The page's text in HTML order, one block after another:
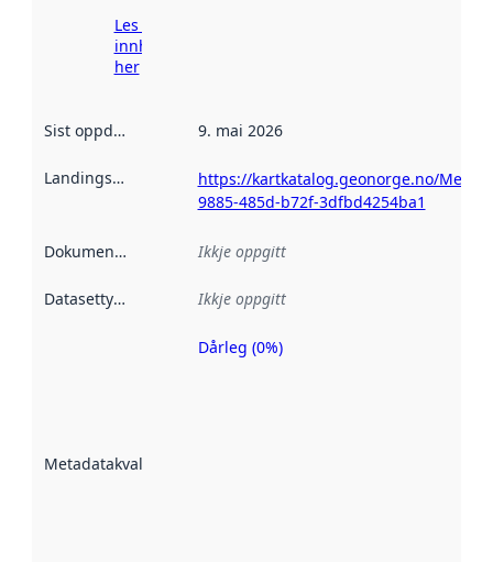
Les meir om
innhenting
her
Sist oppdatert 9. mai 2026
Landingsside
https://kartkatalog.geonorge.no/
9885-485d-b72f-3dfbd4254ba1
Dokumentasjon Ikkje oppgitt
Datasettype Ikkje oppgitt
Metadatakvalitet
Metadatakvalitet
Dårleg (0%)